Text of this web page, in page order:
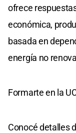
ofrece
económica,
basada en
energía no
Formarte en la
Conocé detalles